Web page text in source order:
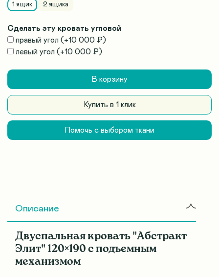
1 ящик
2 ящика
Сделать эту кровать угловой
правый угол (+10 000 ₽ )
левый угол (+10 000 ₽ )
В корзину
Купить в 1 клик
Помочь с выбором ткани
Описание
Двуспальная кровать "Абстракт
Элит" 120×190 с подъемным
механизмом